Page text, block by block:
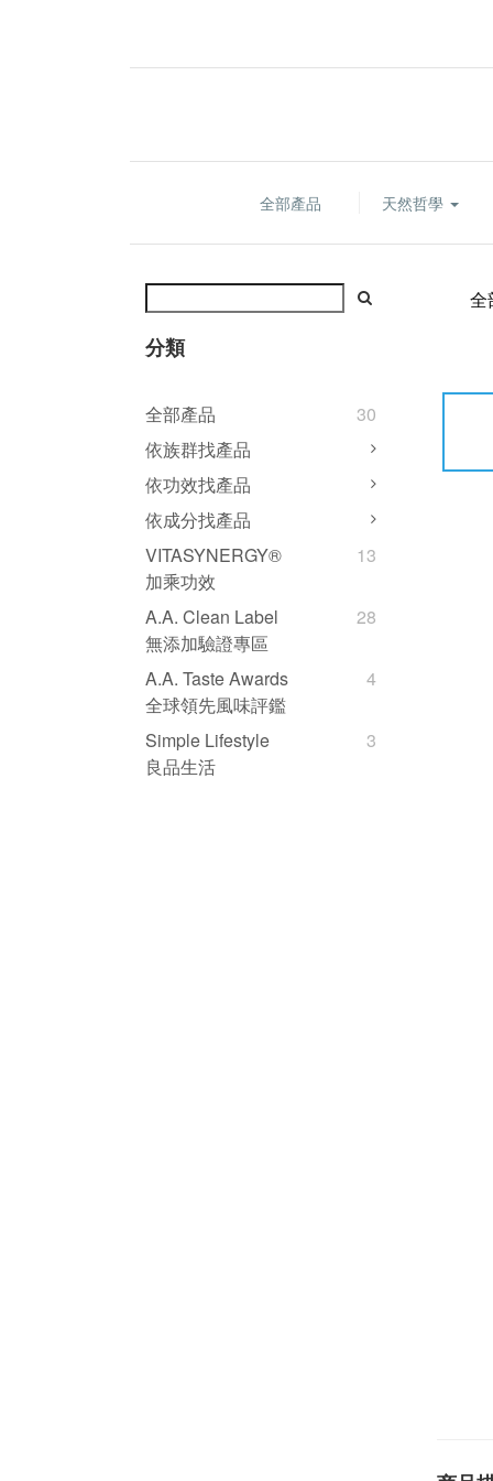
全部產品 天然哲學
分類
全部產品
30
依族群找產品
依功效找產品
依成分找產品
VITASYNERGY®
加乘功效
13
A.A. Clean Label
無添加驗證專區
28
A.A. Taste Awards
全球領先風味評鑑
4
Simple Lifestyle
良品生活
3
全